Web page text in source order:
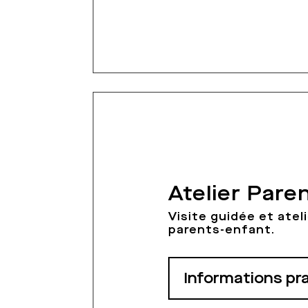
Atelier
Visite guidée et
parents-enfant.
Informations